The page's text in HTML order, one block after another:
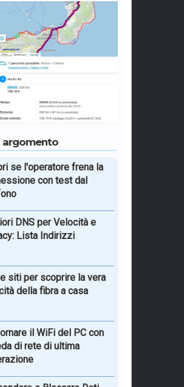
argomento
se l'operatore frena la
con test dal
DNS per Velocità e
Lista Indirizzi
siti per scoprire la vera
della fibra a casa
il WiFi del PC con
di rete di ultima